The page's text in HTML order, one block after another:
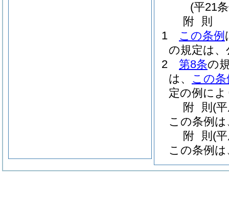
(平21
附 則
1
この条例
の規定は
2
第8条の
は、 この条
定の例に
附 則 (
この条例
附 則 (
この条例